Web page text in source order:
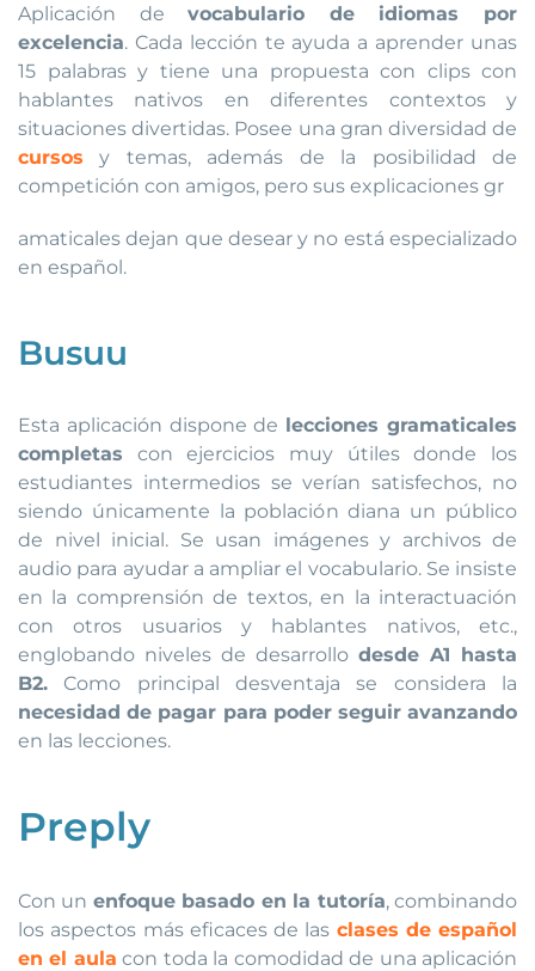
Aplicación devocabulario de idiomas por
excelencia. Cada lección te ayuda a aprender unas
15 palabras y tiene una propuesta con clips con
hablantes nativos en diferentes contextos y
situaciones divertidas. Posee una gran diversidad de
cursos y temas, además de la posibilidad de
competición con amigos, pero sus explicaciones gr
amaticales dejan que desear y no está especializado
en español.
Busuu
Esta aplicación dispone de lecciones gramaticales
completas con ejercicios muy útiles donde los
estudiantes intermedios se verían satisfechos, no
siendo únicamente la población diana un público
de nivel inicial. Se usan imágenes y archivos de
audio para ayudar a ampliar el vocabulario. Se insiste
en la comprensión de textos, en la interactuación
con otros usuarios y hablantes nativos, etc.,
englobando niveles de desarrollo desde A1 hasta
B2. Como principal desventaja se considera la
necesidad de pagar para poder seguir avanzando
en las lecciones.
Preply
Con un enfoque basado en la tutoría, combinando
los aspectos más eficaces de las clases de español
en el aula con toda la comodidad de una aplicación